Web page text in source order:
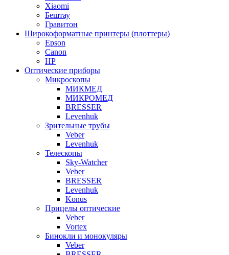
Xiaomi
Бештау
Гравитон
Широкоформатные принтеры (плоттеры)
Epson
Canon
HP
Оптические приборы
Микроскопы
МИКМЕД
МИКРОМЕД
BRESSER
Levenhuk
Зрительные трубы
Veber
Levenhuk
Телескопы
Sky-Watcher
Veber
BRESSER
Levenhuk
Konus
Прицелы оптические
Veber
Vortex
Бинокли и монокуляры
Veber